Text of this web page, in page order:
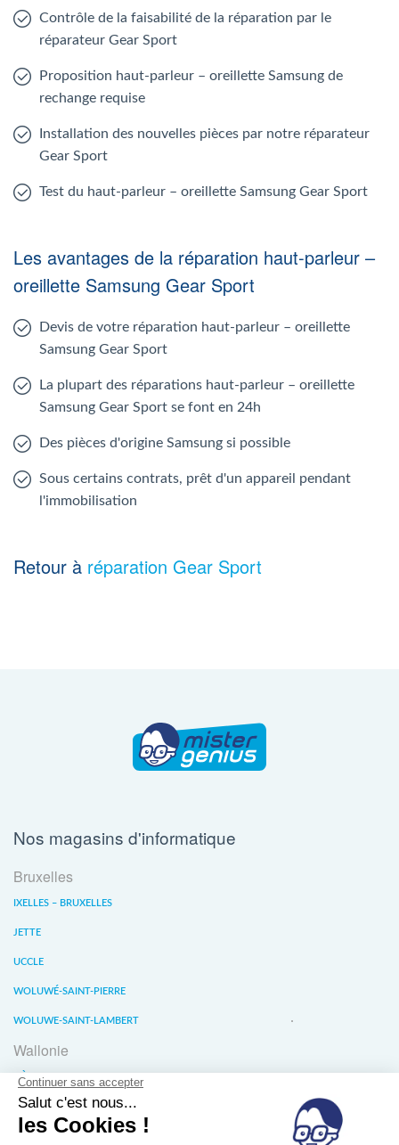
Contrôle de la faisabilité de la réparation par le
réparateur Gear Sport
Proposition haut-parleur – oreillette Samsung de
rechange requise
Installation des nouvelles pièces par notre réparateur
Gear Sport
Test du haut-parleur – oreillette Samsung Gear Sport
Les avantages de la réparation haut-parleur –
oreillette Samsung Gear Sport
Devis de votre réparation haut-parleur – oreillette
Samsung Gear Sport
La plupart des réparations haut-parleur – oreillette
Samsung Gear Sport se font en 24h
Des pièces d'origine Samsung si possible
Sous certains contrats, prêt d'un appareil pendant
l'immobilisation
Retour à réparation Gear Sport
Nos magasins d'informatique
Bruxelles
IXELLES – BRUXELLES
JETTE
UCCLE
WOLUWÉ-SAINT-PIERRE
WOLUWE-SAINT-LAMBERT
Wallonie
LIÈGE
WATERLOO
WAVRE